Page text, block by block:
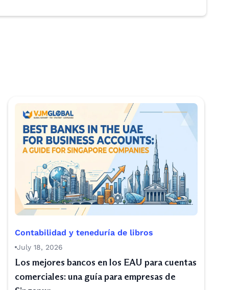
Contabilidad y teneduría de libros
July 18, 2026
Los mejores bancos en los EAU para cuentas
comerciales: una guía para empresas de